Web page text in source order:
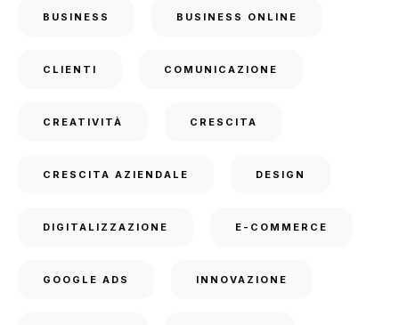
BUSINESS BUSINESS ONLINE
CLIENTI COMUNICAZIONE
CREATIVITÀ CRESCITA
CRESCITA AZIENDALE DESIGN
DIGITALIZZAZIONE E-COMMERCE
GOOGLE ADS INNOVAZIONE